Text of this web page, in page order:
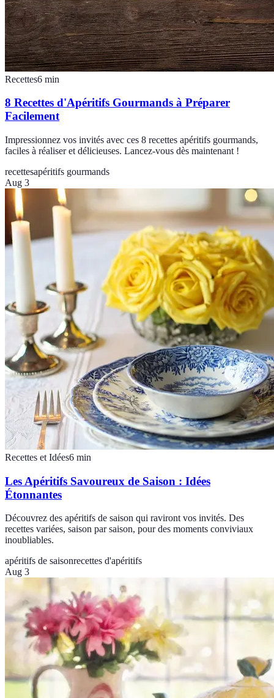
Recettes6 min
8 Recettes d'Apéritifs Gourmands à Préparer
Facilement
Impressionnez vos invités avec ces 8 recettes apéritifs gourmands,
faciles à réaliser et délicieuses. Lancez-vous dès maintenant !
recettesapéritifs gourmands
Aug 3
Recettes et Idées6 min
Les Apéritifs Savoureux de Saison : Idées
Étonnantes
Découvrez des apéritifs de saison qui raviront vos invités. Des
recettes variées, saison par saison, pour des moments conviviaux
inoubliables.
apéritifs de saisonrecettes d'apéritifs
Aug 3